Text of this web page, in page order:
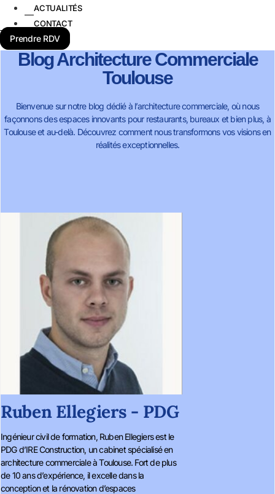
ACTUALITÉS
CONTACT
Prendre RDV
Blog Architecture Commerciale
Toulouse
Bienvenue sur notre blog dédié à l’architecture commerciale, où nous
façonnons des espaces innovants pour restaurants, bureaux et bien plus, à
Toulouse et au-delà. Découvrez comment nous transformons vos visions en
réalités exceptionnelles.
Ruben Ellegiers - PDG
Ingénieur civil de formation, Ruben Ellegiers est le
PDG d’IRE Construction, un cabinet spécialisé en
architecture commerciale à Toulouse. Fort de plus
de 10 ans d’expérience, il excelle dans la
conception et la rénovation d’espaces